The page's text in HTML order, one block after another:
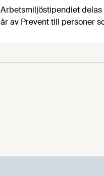
Arbetsmiljöstipendiet delas
år av Prevent till personer